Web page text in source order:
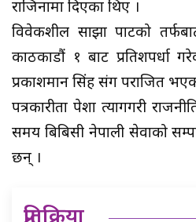
राजिनामा दिएका थिए ।
विवेकशील साझा पार्टीको
काठकाडौं १ बाट प्रतिशपर्धा
प्रकाशमान सिंह संग पराजित
पत्रकारीता पेशा त्यागगरी
समय बिबिसी नेपाली सेवाको
छन् ।